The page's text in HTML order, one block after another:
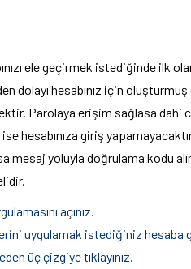
ele geçirmek istediğinde ilk
dolayı hesabınız için
Parolaya erişim sağlasa dahi
hesabınıza giriş
mesaj yoluyla doğrulama kodu
açınız.
uygulamak istediğiniz hesaba
üç çizgiye tıklayınız.